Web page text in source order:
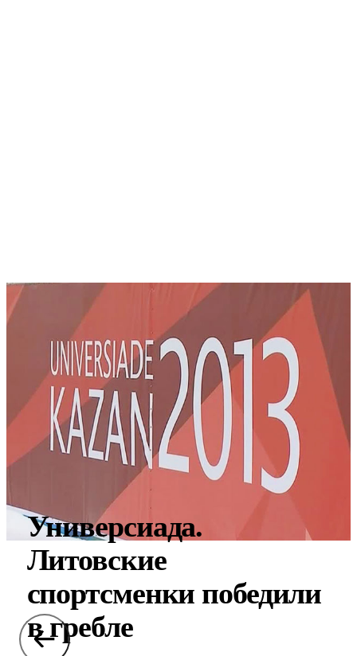
Универсиада.
Литовские
спортсменки победили
в гребле